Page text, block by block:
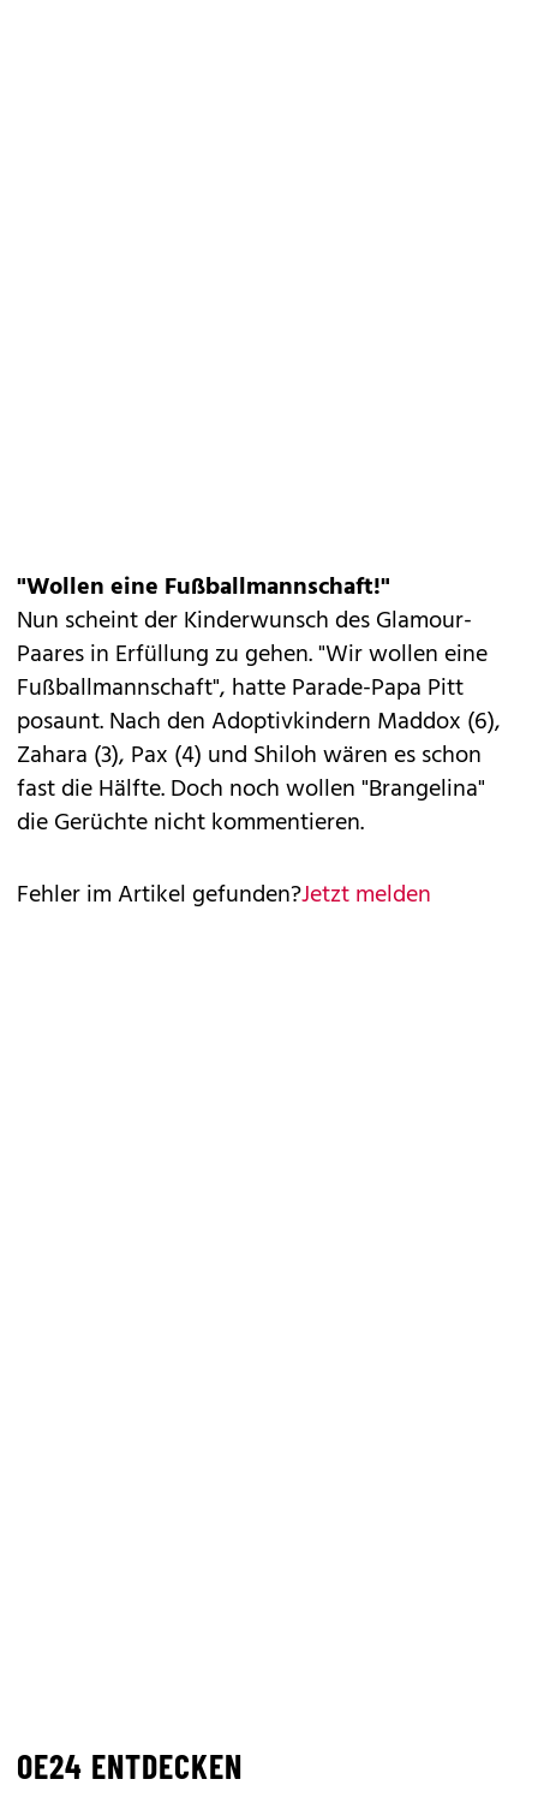
"Wollen eine Fußballmannschaft!"
Nun scheint der Kinderwunsch des Glamour-
Paares in Erfüllung zu gehen. "Wir wollen eine
Fußballmannschaft", hatte Parade-Papa Pitt
posaunt. Nach den Adoptivkindern Maddox (6),
Zahara (3), Pax (4) und Shiloh wären es schon
fast die Hälfte. Doch noch wollen "Brangelina"
die Gerüchte nicht kommentieren.
Fehler im Artikel gefunden?Jetzt melden
OE24 ENTDECKEN